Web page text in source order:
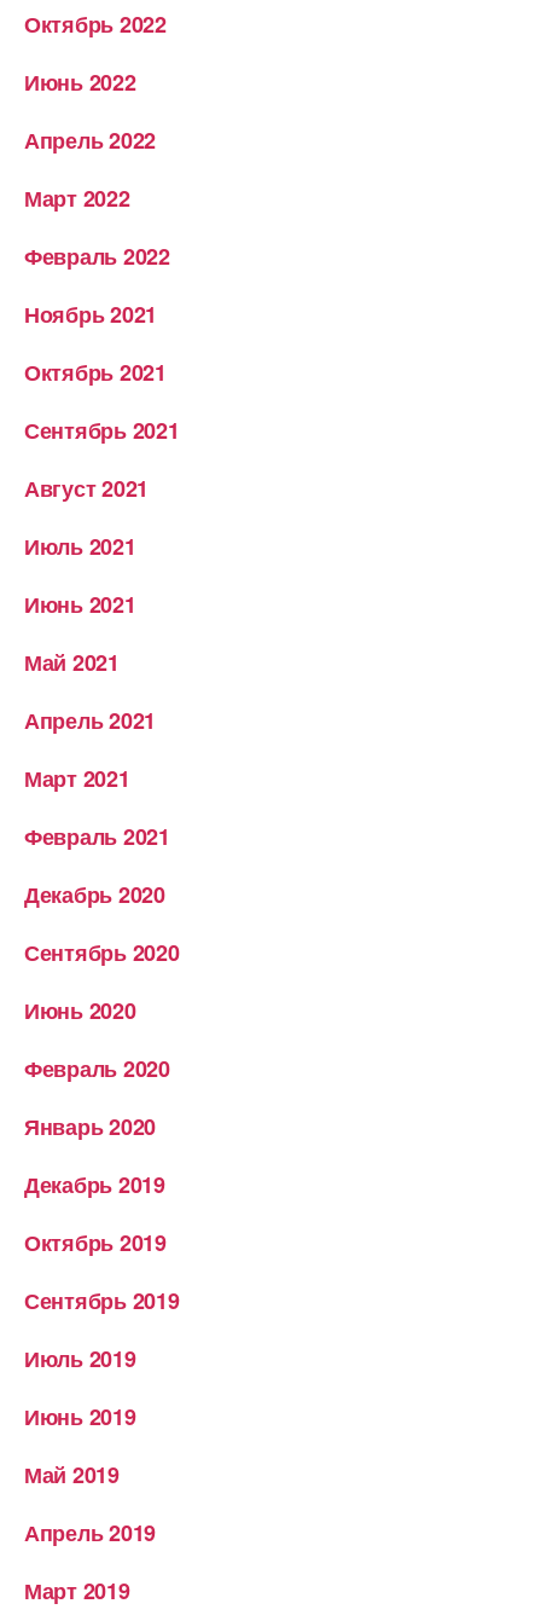
Октябрь 2022
Июнь 2022
Апрель 2022
Март 2022
Февраль 2022
Ноябрь 2021
Октябрь 2021
Сентябрь 2021
Август 2021
Июль 2021
Июнь 2021
Май 2021
Апрель 2021
Март 2021
Февраль 2021
Декабрь 2020
Сентябрь 2020
Июнь 2020
Февраль 2020
Январь 2020
Декабрь 2019
Октябрь 2019
Сентябрь 2019
Июль 2019
Июнь 2019
Май 2019
Апрель 2019
Март 2019